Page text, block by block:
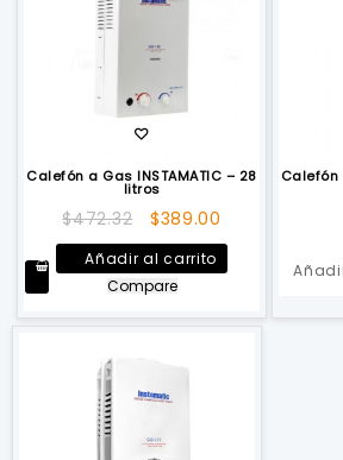
Calefón a Gas INSTAMATIC – 28
litros
$472.32
El
precio
original
era:
$472.32.
$389.00
precio
actual
$389.00.
Añadir al carrito
Compare
Calefón